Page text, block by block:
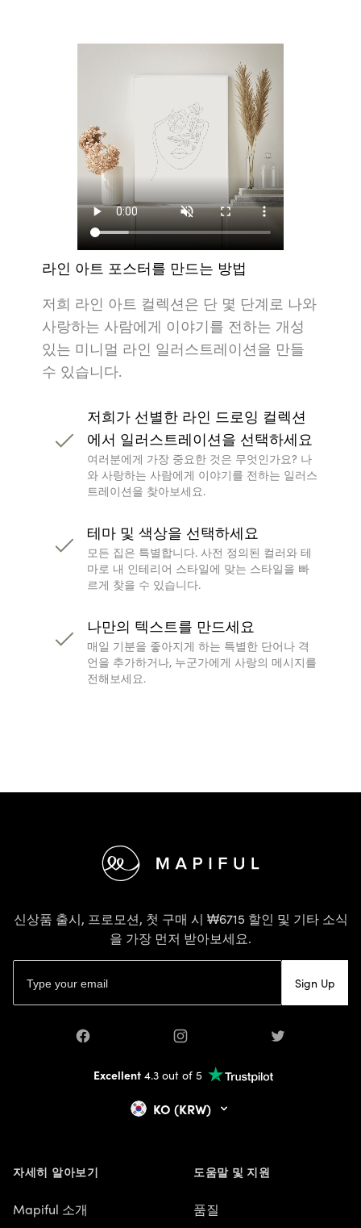
라인 아트 포스터를 만드는 방법
저희 라인 아트 컬렉션은 단 몇 단계로 나와
사랑하는 사람에게 이야기를 전하는 개성
있는 미니멀 라인 일러스트레이션을 만들
수 있습니다.
저희가 선별한 라인 드로잉 컬렉션
에서 일러스트레이션을 선택하세요
여러분에게 가장 중요한 것은 무엇인가요? 나
와 사랑하는 사람에게 이야기를 전하는 일러스
트레이션을 찾아보세요.
테마 및 색상을 선택하세요
모든 집은 특별합니다. 사전 정의된 컬러와 테
마로 내 인테리어 스타일에 맞는 스타일을 빠
르게 찾을 수 있습니다.
나만의 텍스트를 만드세요
매일 기분을 좋아지게 하는 특별한 단어나 격
언을 추가하거나, 누군가에게 사랑의 메시지를
전해보세요.
신상품 출시, 프로모션, 첫 구매 시 ₩6715 할인 및 기타 소식
을 가장 먼저 받아보세요.
Sign Up
Facebook Instagram Twitter
Excellent4.3 out of 5
KO (KRW)
자세히 알아보기
Mapiful 소개
도움말 및 지원
품질